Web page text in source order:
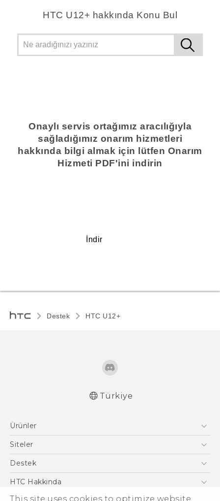
This site uses cookies to optimize website
HTC U12+ hakkında Konu Bul
Onaylı servis ortağımız aracılığıyla
sağladığımız onarım hizmetleri
hakkında bilgi almak için lütfen Onarım
Hizmeti PDF'ini indirin
İndir
Destek HTC U12+‎
Türkiye
Ürünler
Akıllı Telefonlar
VIVE
Siteler
HTC Dev
Destek
Destek Merkezi
HTC Hakkinda
ESG